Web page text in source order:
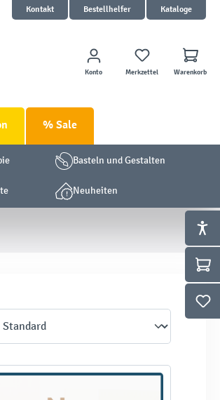
Kontakt Bestellhelfer Kataloge
Konto Merkzettel Warenkorb
% Sale
Basteln und Gestalten
Neuheiten